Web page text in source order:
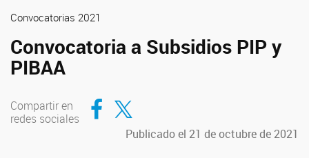
Convocatorias 2021
Convocatoria a Subsidios PIP y
PIBAA
Compartir en
redes sociales
Compartir en Facebook
Compartir en Twitter
Publicado el 21 de octubre de 2021